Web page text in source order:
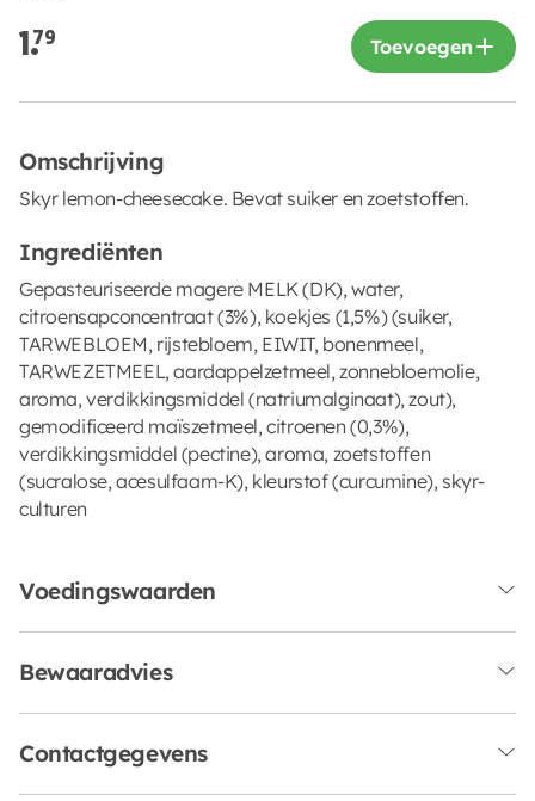
1.79 Toevoegen
Omschrijving
Skyr lemon-cheesecake. Bevat suiker en zoetstoffen.
Ingrediënten
Gepasteuriseerde magere MELK (DK), water,
citroensapconcentraat (3%), koekjes (1,5%) (suiker,
TARWEBLOEM, rijstebloem, EIWIT, bonenmeel,
TARWEZETMEEL, aardappelzetmeel, zonnebloemolie,
aroma, verdikkingsmiddel (natriumalginaat), zout),
gemodificeerd maïszetmeel, citroenen (0,3%),
verdikkingsmiddel (pectine), aroma, zoetstoffen
(sucralose, acesulfaam-K), kleurstof (curcumine), skyr-
culturen
Voedingswaarden
Bewaaradvies
Contactgegevens